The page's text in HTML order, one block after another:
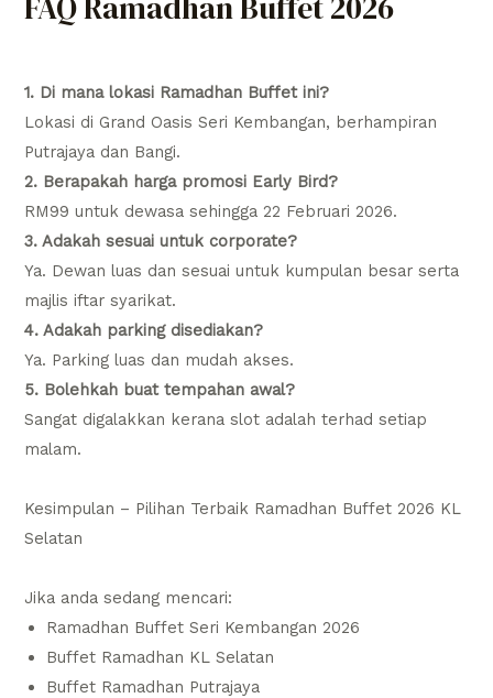
1. Di mana lokasi Ramadhan Buffet ini?
Lokasi di Grand Oasis Seri Kembangan, berhampiran
Putrajaya dan Bangi.
2. Berapakah harga promosi Early Bird?
RM99 untuk dewasa sehingga 22 Februari 2026.
3. Adakah sesuai untuk corporate?
Ya. Dewan luas dan sesuai untuk kumpulan besar serta
majlis iftar syarikat.
4. Adakah parking disediakan?
Ya. Parking luas dan mudah akses.
5. Bolehkah buat tempahan awal?
Sangat digalakkan kerana slot adalah terhad setiap
malam.
Kesimpulan – Pilihan Terbaik Ramadhan Buffet 2026 KL
Selatan
Jika anda sedang mencari:
Ramadhan Buffet Seri Kembangan 2026
Buffet Ramadhan KL Selatan
Buffet Ramadhan Putrajaya